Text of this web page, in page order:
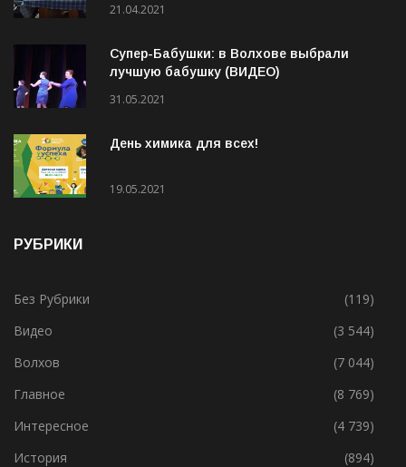
21.04.2021
Супер-Бабушки: в Волхове выбрали
лучшую бабушку (ВИДЕО)
31.05.2021
День химика для всех!
19.05.2021
РУБРИКИ
Без Рубрики
(119)
Видео
(3 544)
Волхов
(7 044)
Главное
(8 769)
Интересное
(4 739)
История
(894)